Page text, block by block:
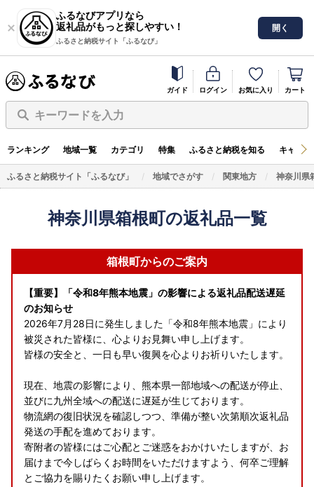
ふるなびアプリなら
返礼品がもっと探しやすい！
ふるさと納税サイト「ふるなび」
開く
ガイド ログイン お気に入り カート
キーワードを入力
ランキング 地域一覧 カテゴリ 特集 ふるさと納税を知る キャン
ふるさと納税サイト「ふるなび」 地域でさがす 関東地方 神奈川県
神奈川県箱根町の返礼品一覧
箱根町からのご案内
【重要】「令和8年熊本地震」の影響による返礼品配送遅延
のお知らせ
2026年7月28日に発生しました「令和8年熊本地震」により
被災された皆様に、心よりお見舞い申し上げます。
皆様の安全と、一日も早い復興を心よりお祈りいたします。
現在、地震の影響により、熊本県一部地域への配送が停止、
並びに九州全域への配送に遅延が生じております。
物流網の復旧状況を確認しつつ、準備が整い次第順次返礼品
発送の手配を進めております。
寄附者の皆様にはご心配とご迷惑をおかけいたしますが、お
届けまで今しばらくお時間をいただけますよう、何卒ご理解
とご協力を賜りたくお願い申し上げます。